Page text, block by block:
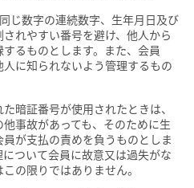
じ数字の連続数字、生年月日及び
れやすい番号を避け、他人から
るものとします。また、会員
に知られないよう管理するもの
暗証番号が使用されたときは、
事故があっても、そのために生
が支払の責めを負うものとしま
ついて会員に故意又は過失がな
の限りではありません。